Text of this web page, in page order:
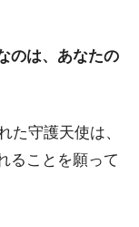
のは、あなたの
た守護天使は、
ることを願って